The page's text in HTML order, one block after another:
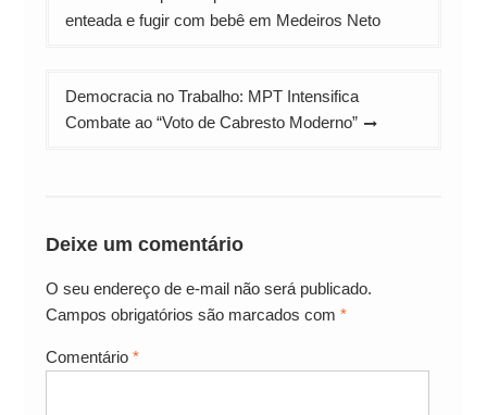
deenteada e fugir com bebê em Medeiros Neto
Democracia no Trabalho: MPT Intensifica
Combate ao “Voto de Cabresto Moderno”
Deixe um comentário
O seu endereço de e-mail não será publicado.
Campos obrigatórios são marcados com *
Comentário *